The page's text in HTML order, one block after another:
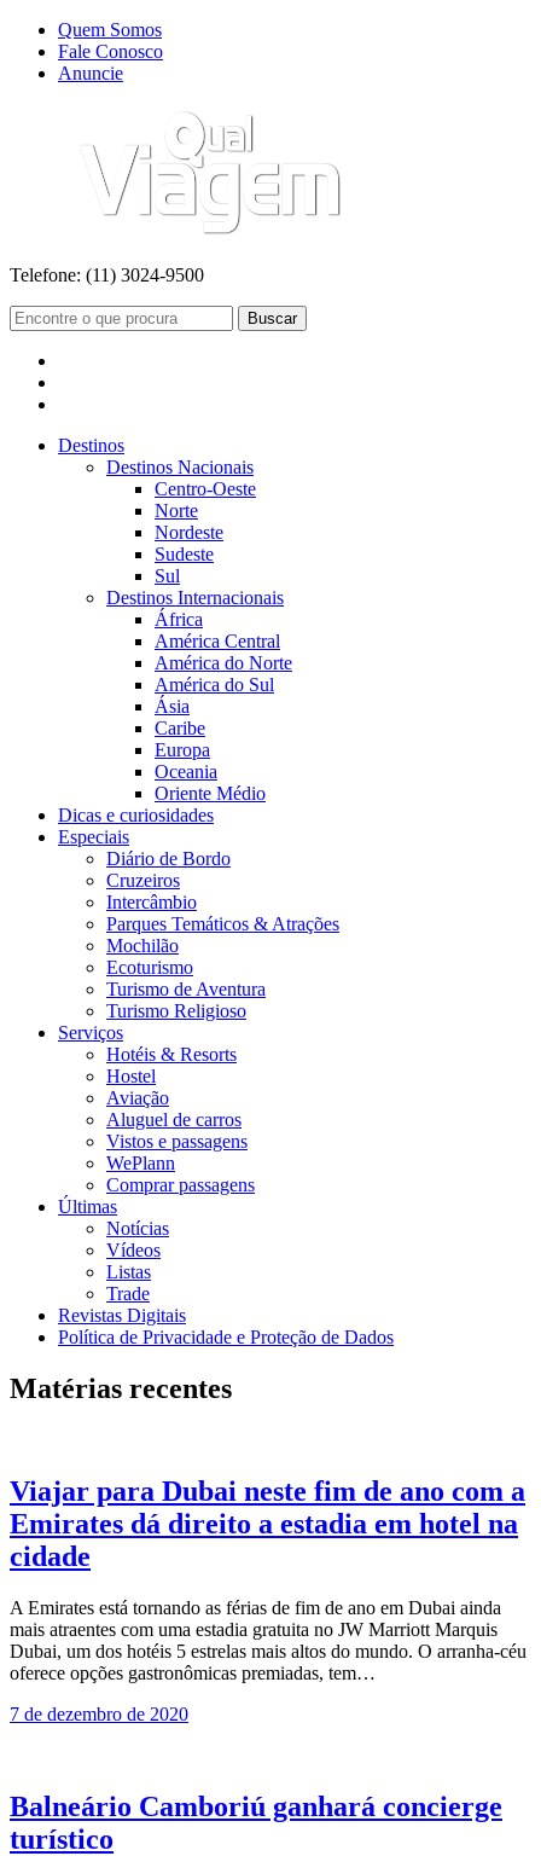
Quem Somos
Fale Conosco
Anuncie
Telefone: (11) 3024-9500
Buscar
Destinos
Destinos Nacionais
Centro-Oeste
Norte
Nordeste
Sudeste
Sul
Destinos Internacionais
África
América Central
América do Norte
América do Sul
Ásia
Caribe
Europa
Oceania
Oriente Médio
Dicas e curiosidades
Especiais
Diário de Bordo
Cruzeiros
Intercâmbio
Parques Temáticos & Atrações
Mochilão
Ecoturismo
Turismo de Aventura
Turismo Religioso
Serviços
Hotéis & Resorts
Hostel
Aviação
Aluguel de carros
Vistos e passagens
WePlann
Comprar passagens
Últimas
Notícias
Vídeos
Listas
Trade
Revistas Digitais
Política de Privacidade e Proteção de Dados
Matérias recentes
Viajar para Dubai neste fim de ano com a
Emirates dá direito a estadia em hotel na
cidade
A Emirates está tornando as férias de fim de ano em Dubai ainda
mais atraentes com uma estadia gratuita no JW Marriott Marquis
Dubai, um dos hotéis 5 estrelas mais altos do mundo. O arranha-céu
oferece opções gastronômicas premiadas, tem…
7 de dezembro de 2020
Balneário Camboriú ganhará concierge
turístico